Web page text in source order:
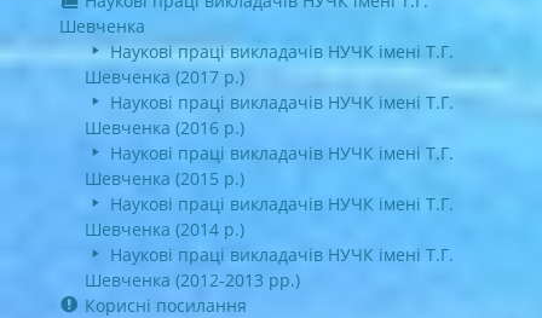
Шевченка
Наукові праці викладачів НУЧК імені Т.Г.
Шевченка (2017 р.)
Наукові праці викладачів НУЧК імені Т.Г.
Шевченка (2016 р.)
Наукові праці викладачів НУЧК імені Т.Г.
Шевченка (2015 р.)
Наукові праці викладачів НУЧК імені Т.Г.
Шевченка (2014 р.)
Наукові праці викладачів НУЧК імені Т.Г.
Шевченка (2012-2013 рр.)
Корисні посилання